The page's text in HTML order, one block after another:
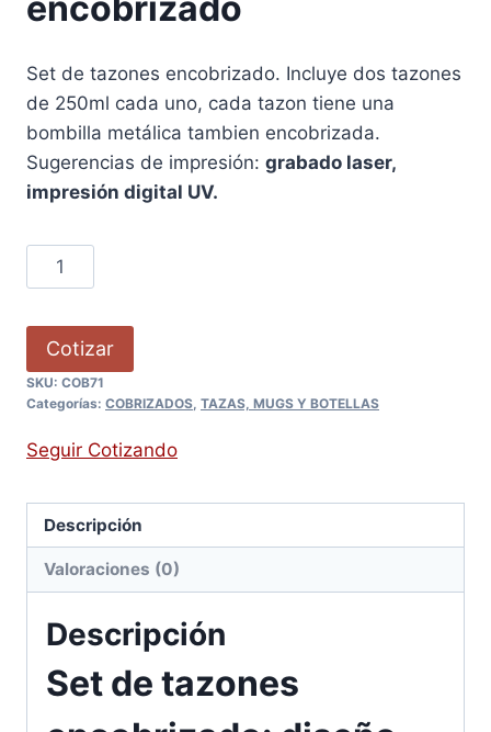
encobrizado
Set de tazones encobrizado. Incluye dos tazones
de 250ml cada uno, cada tazon tiene una
bombilla metálica tambien encobrizada.
Sugerencias de impresión: grabado laser,
impresión digital UV.
Cotizar
SKU: COB71
Categorías: COBRIZADOS, TAZAS, MUGS Y BOTELLAS
Seguir Cotizando
Descripción
Valoraciones (0)
Descripción
Set de tazones